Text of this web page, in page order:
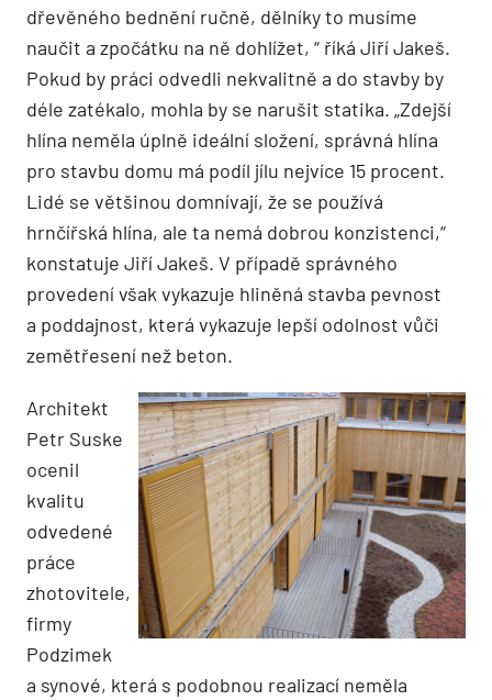
dřevěného bednění ručně, dělníky to musíme
naučit a zpočátku na ně dohlížet, “ říká Jiří Jakeš.
Pokud by práci odvedli nekvalitně a do stavby by
déle zatékalo, mohla by se narušit statika. „Zdejší
hlína neměla úplně ideální složení, správná hlína
pro stavbu domu má podíl jílu nejvíce 15 procent.
Lidé se většinou domnívají, že se používá
hrnčířská hlína, ale ta nemá dobrou konzistenci,“
konstatuje Jiří Jakeš. V případě správného
provedení však vykazuje hliněná stavba pevnost
a poddajnost, která vykazuje lepší odolnost vůči
zemětřesení než beton.
Architekt
Petr Suske
ocenil
kvalitu
odvedené
práce
zhotovitele,
firmy
Podzimek
a synové, která s podobnou realizací neměla